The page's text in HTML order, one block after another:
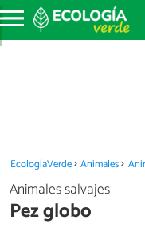
EcologíaVerde Animales
Animales salvajes
Pez globo